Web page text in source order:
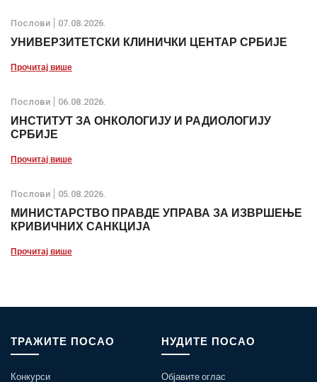
Послови 07.08.2026.
УНИВЕРЗИТЕТСКИ КЛИНИЧКИ ЦЕНТАР СРБИЈЕ
Прочитај више
Послови 06.08.2026.
ИНСТИТУТ ЗА ОНКОЛОГИЈУ И РАДИОЛОГИЈУ
СРБИЈЕ
Прочитај више
Послови 05.08.2026.
МИНИСТАРСТВО ПРАВДЕ УПРАВА ЗА ИЗВРШЕЊЕ
КРИВИЧНИХ САНКЦИЈА
Прочитај више
ТРАЖИТЕ ПОСАО
Конкурси
НУДИТЕ ПОСАО
Објавите оглас